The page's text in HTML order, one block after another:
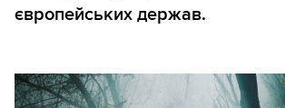
європейських держав.